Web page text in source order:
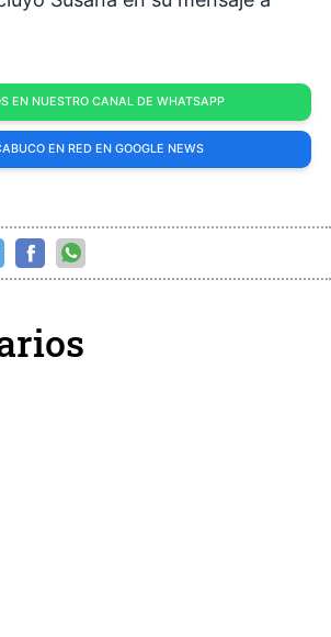
EN NUESTRO CANAL DE WHATSAPP
EN RED EN GOOGLE NEWS